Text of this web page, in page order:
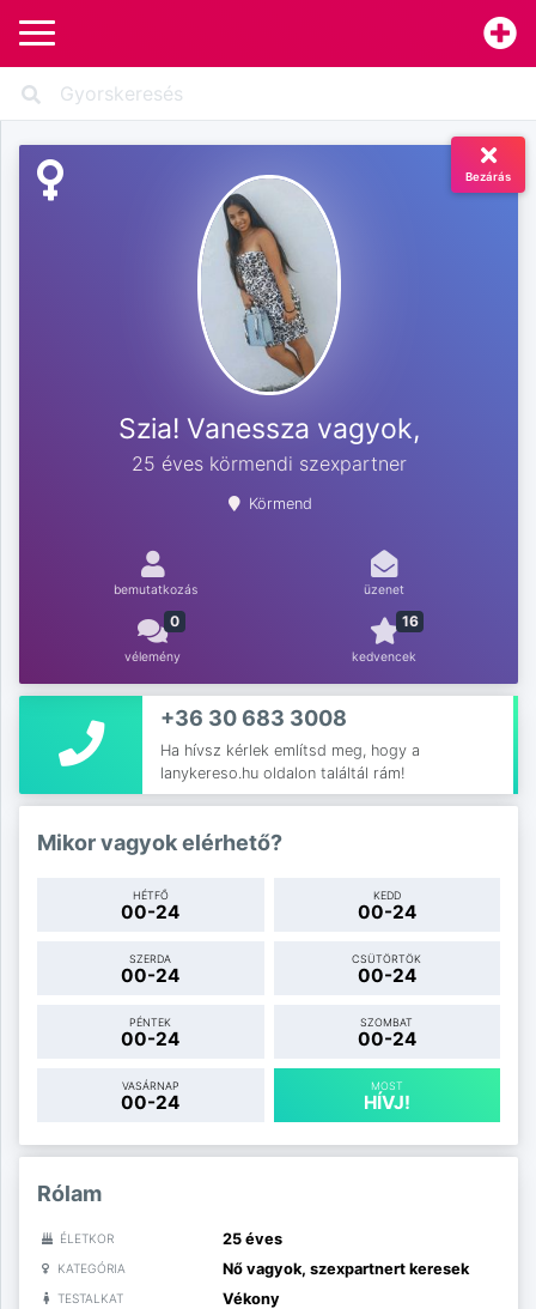
Bezárás
Szia! Vanessza vagyok,
25 éves körmendi szexpartner
Körmend
bemutatkozás üzenet
0
vélemény
16
kedvencek
+36 30 683 3008
Ha hívsz kérlek említsd meg, hogy a
lanykereso.hu oldalon találtál rám!
Mikor vagyok elérhető?
HÉTFŐ
00-24
KEDD
00-24
SZERDA
00-24
CSÜTÖRTÖK
00-24
PÉNTEK
00-24
SZOMBAT
00-24
VASÁRNAP
00-24
MOST
HÍVJ!
Rólam
ÉLETKOR 25 éves
KATEGÓRIA Nő vagyok, szexpartnert keresek
TESTALKAT Vékony